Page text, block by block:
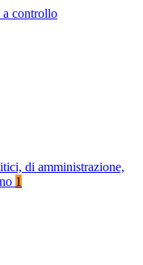
a controllo
di amministrazione,
1